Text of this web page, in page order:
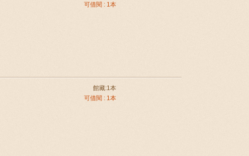
可借閱 : 1本
館藏:1本
可借閱 : 1本